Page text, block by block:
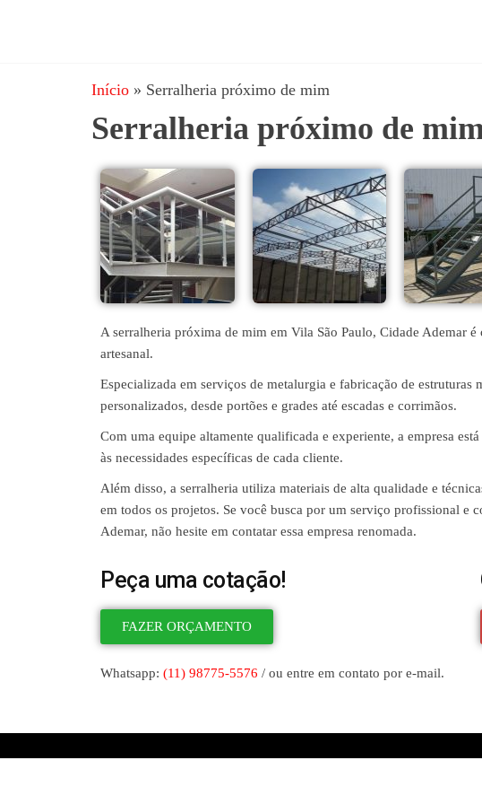
e
Serralheria
coberturas
metálicas,
mezanino
metálico,
metálico,
portões,
grades
entre
outros.
Início » Serralheria próximo de mim
Serralheria próximo de
A serralheria próxima de mim em Vila São Paulo, Cidade Ademar
artesanal.
Especializada em serviços de metalurgia e fabricação de
personalizados, desde portões e grades até escadas e corrimãos.
Com uma equipe altamente qualificada e experiente, a empresa
às necessidades específicas de cada cliente.
Além disso, a serralheria utiliza materiais de alta qualidade e
em todos os projetos. Se você busca por um serviço profissional e
Ademar, não hesite em contatar essa empresa renomada.
Peça uma cotação!
FAZER ORÇAMENTO
Whatsapp: (11) 98775-5576 / ou entre em contato por e-mail.